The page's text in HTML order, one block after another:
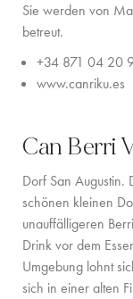
Sie werden von
betreut.
+34 871 04 20
www.canriku.es
Can Berri
Dorf San Augustin.
schönen kleinen
unauffälligeren
Drink vor dem
Umgebung lohnt
sich in einer alten